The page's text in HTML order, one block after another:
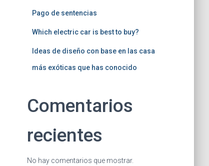
Pago de sentencias
Which electric car is best to buy?
Ideas de diseño con base en las casa
más exóticas que has conocido
Comentarios
recientes
No hay comentarios que mostrar.